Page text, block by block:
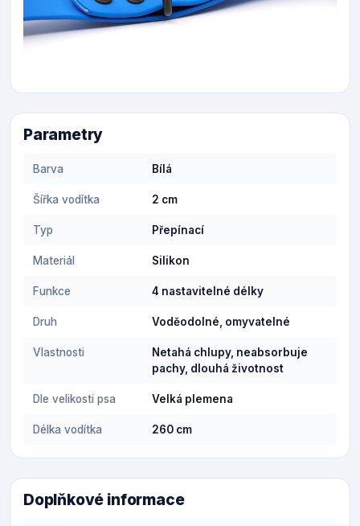
Parametry
Barva Bílá
Šířka vodítka 2 cm
Typ Přepínací
Materiál Silikon
Funkce 4 nastavitelné délky
Druh Voděodolné, omyvatelné
Vlastnosti
Netahá chlupy, neabsorbuje
pachy, dlouhá životnost
Dle velikosti psa Velká plemena
Délka vodítka 260 cm
Doplňkové informace